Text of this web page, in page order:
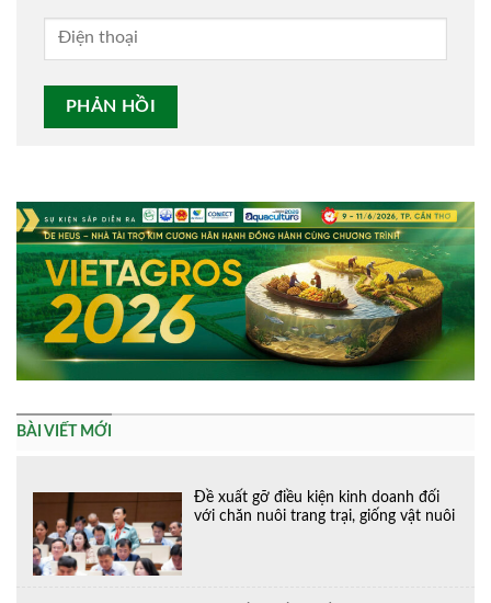
BÀI VIẾT MỚI
Đề xuất gỡ điều kiện kinh doanh đối
với chăn nuôi trang trại, giống vật nuôi